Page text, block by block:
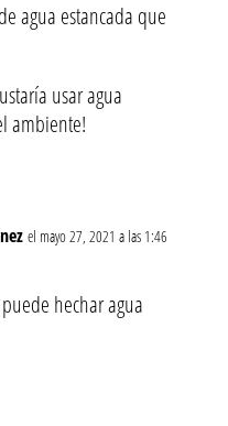
agua estancada que
usar agua
ambiente!
el mayo 27, 2021 a las 1:46
hechar agua